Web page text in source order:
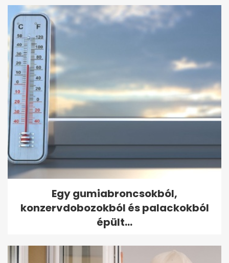
Egy gumiabroncsokból,
konzervdobozokból és palackokból
épült...